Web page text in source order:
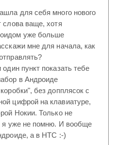
для себя много нового
слова ваще, хотя
уже больше
мне для начала, как
пункт показать тебе
в Андроиде
без допплясок с
цифрой на клавиатуре,
Нокии. Только не
я уже не помню. И вообще
а в НТС :-)